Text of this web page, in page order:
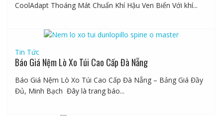
CoolAdapt Thoáng Mát Chuẩn Khí Hậu Ven Biển Với khí...
Tin Tức
Báo Giá Nệm Lò Xo Túi Cao Cấp Đà Nẵng
Báo Giá Nệm Lò Xo Túi Cao Cấp Đà Nẵng – Bảng Giá Đầy
Đủ, Minh Bạch Đây là trang báo...